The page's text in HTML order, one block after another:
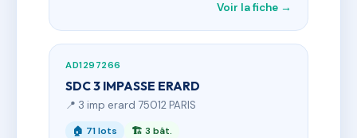
Voir la fiche →
AD1297266
SDC 3 IMPASSE ERARD
📍 3 imp erard 75012 PARIS
🏠 71 lots 🏗 3 bât.